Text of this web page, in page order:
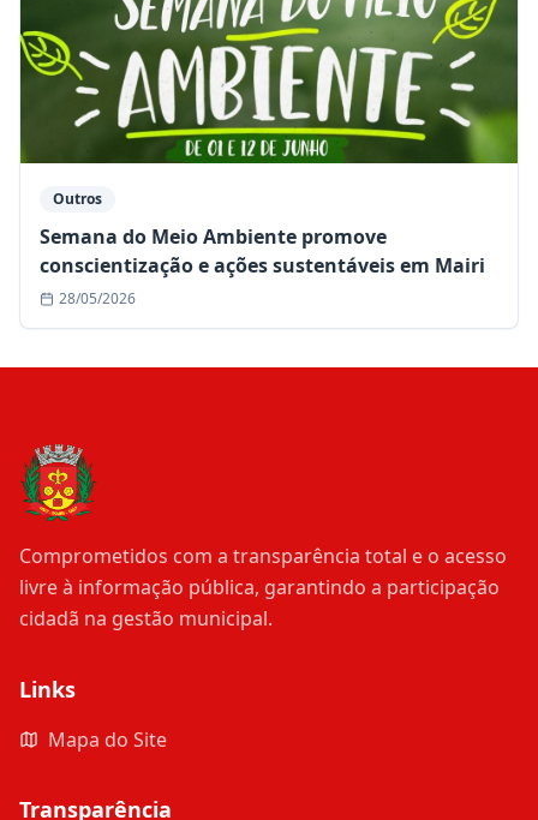
Outros
Semana do Meio Ambiente promove
conscientização e ações sustentáveis em Mairi
28/05/2026
Comprometidos com a transparência total e o acesso
livre à informação pública, garantindo a participação
cidadã na gestão municipal.
Links
Mapa do Site
Transparência